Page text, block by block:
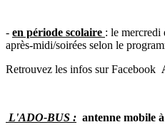
- en période scolaire : le mercredi
après-midi/soirées selon le
Retrouvez les infos sur Facebook
L'ADO-BUS : antenne mobile